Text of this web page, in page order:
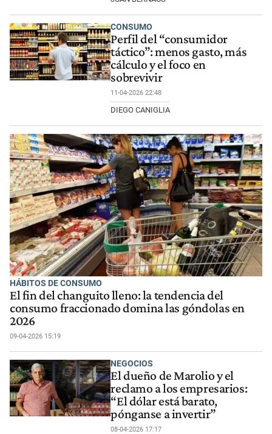
CONSUMO
Perfil del “consumidor
táctico”: menos gasto, más
cálculo y el foco en
sobrevivir
11-04-2026 22:48
DIEGO CANIGLIA
HÁBITOS DE CONSUMO
El fin del changuito lleno: la tendencia del
consumo fraccionado domina las góndolas en
2026
09-04-2026 15:19
NEGOCIOS
El dueño de Marolio y el
reclamo a los empresarios:
“El dólar está barato,
pónganse a invertir”
08-04-2026 17:17